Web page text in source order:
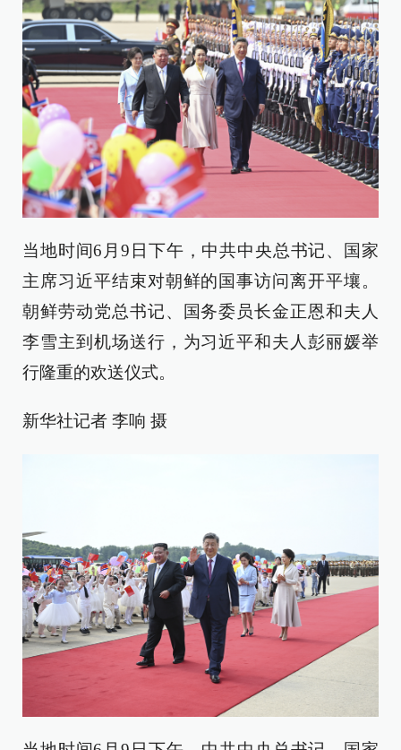
当地时间6月9日下午，中共中央总书记、国家
主席习近平结束对朝鲜的国事访问离开平壤。
朝鲜劳动党总书记、国务委员长金正恩和夫人
李雪主到机场送行，为习近平和夫人彭丽媛举
行隆重的欢送仪式。
新华社记者 李响 摄